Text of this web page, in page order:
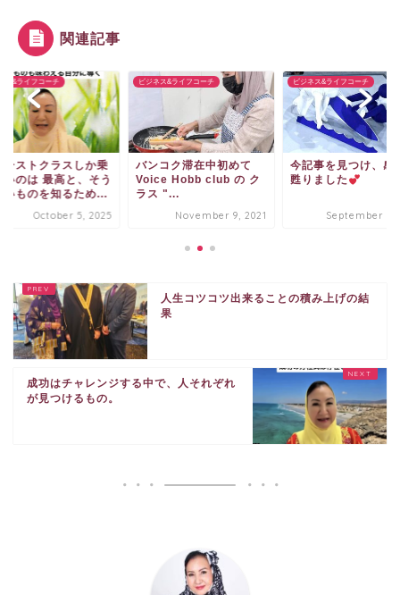
関連記事
ス&ライフコーチ
ーストクラスしか乗
いのは 最高と、そう
いものを知るため...
October 5, 2025
ビジネス&ライフコーチ
バンコク滞在中初めて
Voice Hobb club の ク
ラス "...
November 9, 2021
ビジネス&ライフコーチ
今記事を見つけ、感
甦りました
September 2,
人生コツコツ出来ることの積み上げの結
果
成功はチャレンジする中で、人それぞれ
が見つけるもの。